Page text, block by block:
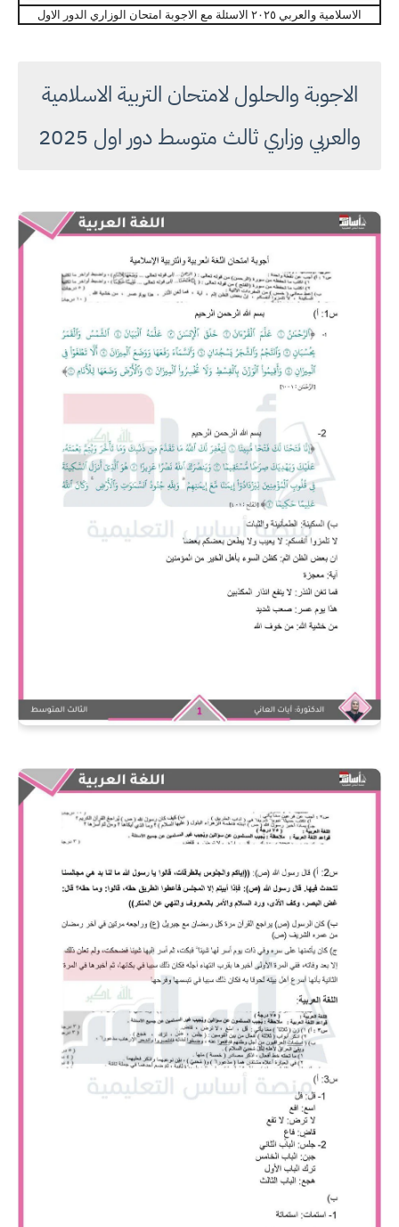
الاسلامية والعربي ٢٠٢٥ الاسئلة مع الاجوبة امتحان الوزاري الدور الاول
الاجوبة والحلول لامتحان التربية الاسلامية
والعربي وزاري ثالث متوسط دور اول 2025